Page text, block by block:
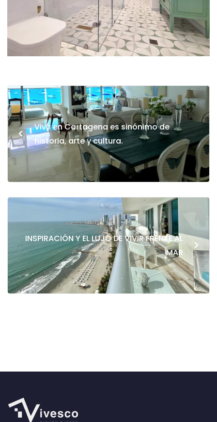
<
Vivir en Cartagena es sinónimo de
historia, arte y cultura.
INSPIRACIÓN Y EL LUJO DE VIVIR FRENTE AL
MAR
>